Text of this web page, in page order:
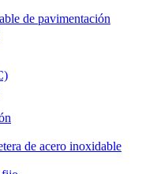
de pavimentación
de acero inoxidable